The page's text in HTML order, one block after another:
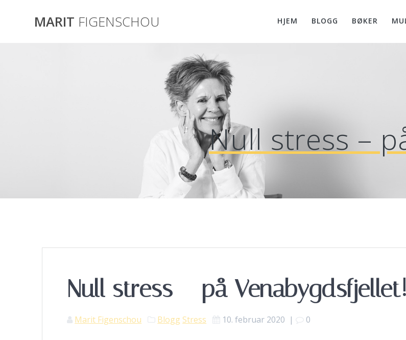
MARIT FIGENSCHOU HJEM BLOGG BØKER
Null stress –
Null stress – på Venabygdsfjellet!
Marit Figenschou Blogg Stress 10. februar 2020 | 0